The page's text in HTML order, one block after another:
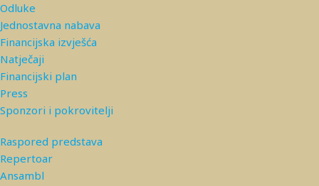
Odluke
Jednostavna nabava
Financijska izvješća
Natječaji
Financijski plan
Press
Sponzori i pokrovitelji
Raspored predstava
Repertoar
Ansambl